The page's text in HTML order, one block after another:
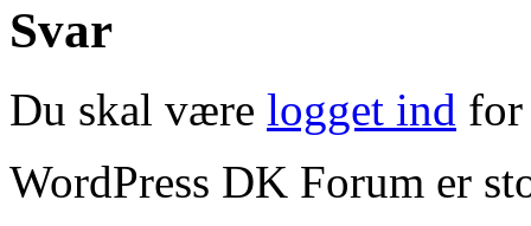
Svar
Du skal være logget ind for
WordPress DK Forum er